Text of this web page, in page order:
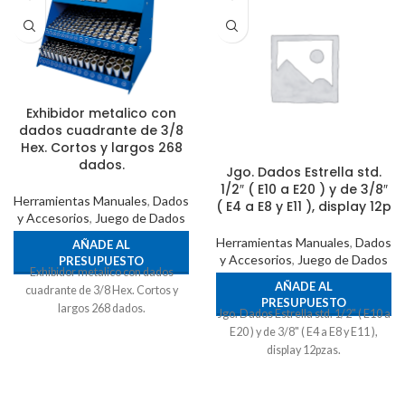
Exhibidor metalico con
dados cuadrante de 3/8
Hex. Cortos y largos 268
dados.
Herramientas Manuales, Dados
y Accesorios, Juego de Dados
AÑADE AL
PRESUPUESTO
Exhibidor metalico con dados
cuadrante de 3/8 Hex. Cortos y
largos 268 dados.
Jgo. Dados Estrella std.
1/2″ ( E10 a E20 ) y de 3/8″
( E4 a E8 y E11 ), display 12p
Herramientas Manuales, Dados
y Accesorios, Juego de Dados
AÑADE AL
PRESUPUESTO
Jgo. Dados Estrella std. 1/2" ( E10 a
E20 ) y de 3/8" ( E4 a E8 y E11 ),
display 12pzas.